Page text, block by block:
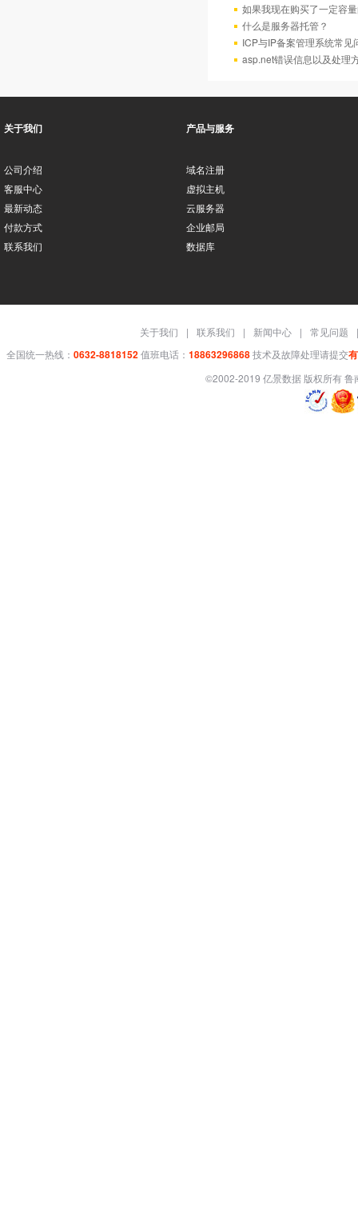
如果我现在购买了一定容
什么是服务器托管？
ICP与IP备案管理系统常见
asp.net错误信息以及处理
关于我们
公司介绍
客服中心
最新动态
付款方式
联系我们
产品与服务
域名注册
虚拟主机
云服务器
企业邮局
数据库
关于我们 | 联系我们 | 新闻中心 | 常见问题
|
全国统一热线： 0632-8818152值班电话： 18863296868技术及故障处理请提交
©2002-2019 亿景数据 版权所有鲁